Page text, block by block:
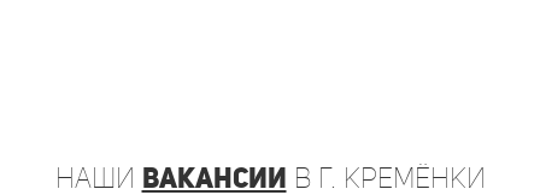
наши вакансии в г. Кремёнки